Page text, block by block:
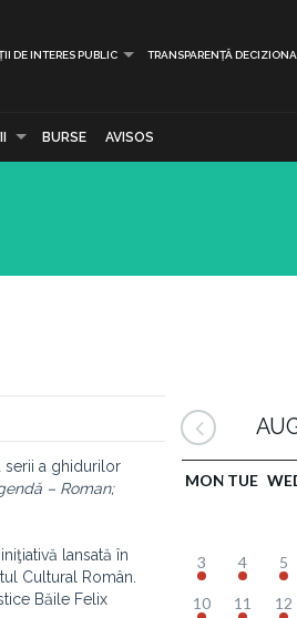
DE INTERES PUBLIC TRANSPARENȚĂ
BURSE AVISOS
serii a ghidurilor
– Roman;
lansată în
Cultural Român.
Băile Felix
MON TUE
3 4 5
10 11 12